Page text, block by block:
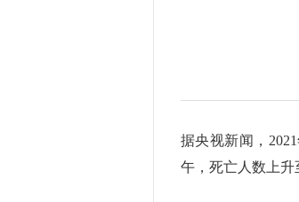
据央视新闻，
午，死亡人数上升